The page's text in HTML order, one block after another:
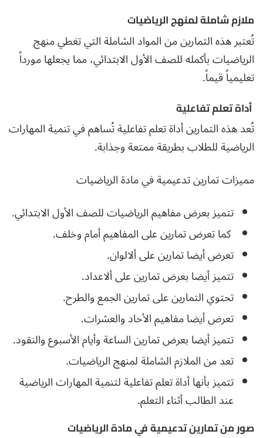
ملازم شاملة لمنهج الرياضيات
تُعتبر هذه التمارين من المواد الشاملة التي تغطي منهج
الرياضيات بأكمله للصف الأول الابتدائي، مما يجعلها مورداً
تعليمياً قيماً.
أداة تعلم تفاعلية
تُعد هذه التمارين أداة تعلم تفاعلية تُساهم في تنمية المهارات
الرياضية للطلاب بطريقة ممتعة وجذابة.
مميزات تمارين تدعيمية في مادة الرياضيات
تتميز بعرض مفاهيم الرياضيات للصف الأول الابتدائي.
كما تعرض تمارين على المفاهيم أمام وخلف.
تعرض أيضا تمارين على ألالوان.
تتميز أيضا بعرض تمارين على ألاعداد.
تحتوي التمارين على تمارين الجمع والطرح.
تعرض أيضا مفاهيم الأحاد والعشرات.
تتميز أيضا بعرض تمارين الساعة وأيام الأسبوع والنقود.
تعد من الملازم الشاملة لمنهج الرياضيات.
تتميز بأنها أداة تعلم تفاعلية لتنمية المهارات الرياضية
عند الطالب أثناء التعلم.
صور من تمارين تدعيمية في مادة الرياضيات